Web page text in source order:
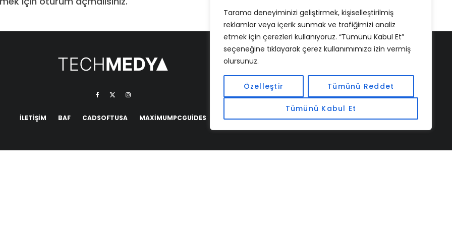
Tarama deneyiminizi geliştirmek, kişiselleştirilmiş
reklamlar veya içerik sunmak ve trafiğimizi analiz
etmek için çerezleri kullanıyoruz. “Tümünü Kabul Et”
seçeneğine tıklayarak çerez kullanımımıza izin vermiş
olursunuz.
Özelleştir Tümünü Reddet
Tümünü Kabul Et
İLETIŞIM BAF CADSOFTUSA MAXIMUMPCGUIDES